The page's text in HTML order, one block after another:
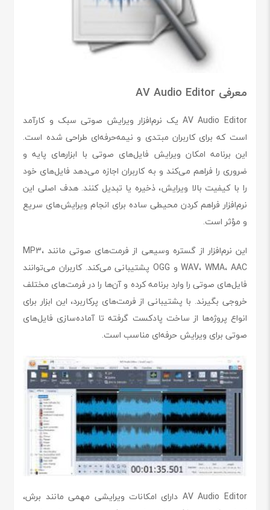
معرفی AV Audio Editor
AV Audio Editor یک نرم‌افزار ویرایش صوتی سبک و کارآمد
است که برای کاربران مبتدی و نیمه‌حرفه‌ای طراحی شده است.
این برنامه امکان ویرایش فایل‌های صوتی با ابزارهای پایه و
ضروری را فراهم می‌کند و به کاربران اجازه می‌دهد فایل‌های خود
را با کیفیت بالا ویرایش، ذخیره یا تبدیل کنند. هدف اصلی این
نرم‌افزار فراهم کردن محیطی ساده برای انجام ویرایش‌های سریع
و مؤثر است.
این نرم‌افزار از گستره وسیعی از فرمت‌های صوتی مانند MP3،
WAV، WMA، AAC و OGG پشتیبانی می‌کند. کاربران می‌توانند
فایل‌های صوتی را وارد برنامه کرده و آن‌ها را در فرمت‌های مختلف
خروجی بگیرند. با پشتیبانی از فرمت‌های پرکاربرد، این ابزار برای
انواع پروژه‌ها از ساخت پادکست گرفته تا آماده‌سازی فایل‌های
صوتی برای ویرایش حرفه‌ای مناسب است.
AV Audio Editor دارای امکانات ویرایشی مهمی مانند برش،